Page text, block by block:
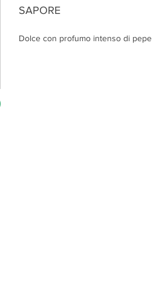
SAPORE
Dolce con profumo intenso di pepe